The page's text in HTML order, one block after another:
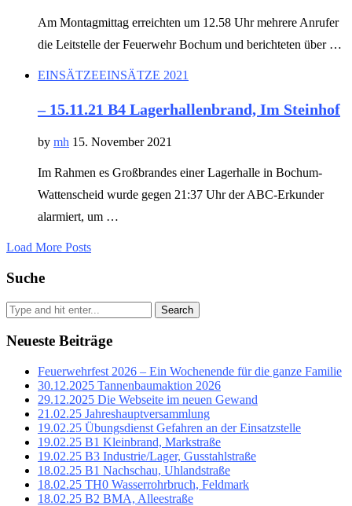
Am Montagmittag erreichten um 12.58 Uhr mehrere Anrufer
die Leitstelle der Feuerwehr Bochum und berichteten über …
EINSÄTZEEINSÄTZE 2021
– 15.11.21 B4 Lagerhallenbrand, Im Steinhof
by mh 15. November 2021
Im Rahmen es Großbrandes einer Lagerhalle in Bochum-
Wattenscheid wurde gegen 21:37 Uhr der ABC-Erkunder
alarmiert, um …
Load More Posts
Suche
Search
Neueste Beiträge
Feuerwehrfest 2026 – Ein Wochenende für die ganze Familie
30.12.2025 Tannenbaumaktion 2026
29.12.2025 Die Webseite im neuen Gewand
21.02.25 Jahreshauptversammlung
19.02.25 Übungsdienst Gefahren an der Einsatzstelle
19.02.25 B1 Kleinbrand, Markstraße
19.02.25 B3 Industrie/Lager, Gusstahlstraße
18.02.25 B1 Nachschau, Uhlandstraße
18.02.25 TH0 Wasserrohrbruch, Feldmark
18.02.25 B2 BMA, Alleestraße